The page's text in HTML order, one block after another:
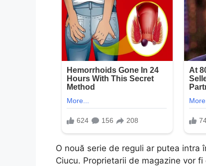
O nouă serie de reguli ar putea intra
Ciucu. Proprietarii de magazine vor